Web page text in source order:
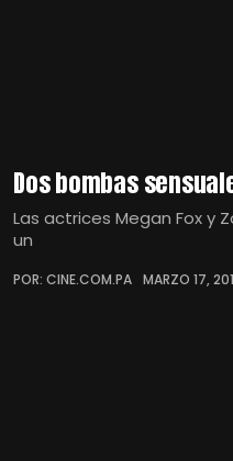
Dos bombas
Las actrices Megan Fox y
un
POR: CINE.COM.PA MARZO 17,